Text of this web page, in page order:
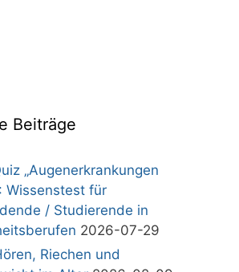
Beiträge
„Augenerkrankungen
Wissenstest für
/ Studierende in
2026-07-29
Riechen und